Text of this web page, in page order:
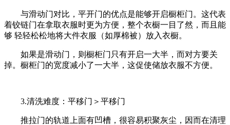
与滑动门对比，平开门的优点是能够开启橱柜门。这代表
着铰链门在拿取衣服时更为方便，整个衣橱一目了然，而且能
够 轻轻松松地将大件衣服（如厚棉被）放入衣橱。
如果是滑动门，则橱柜门只有开启一大半，而对方要关
掉。橱柜门的宽度减小了一大半，这促使储放衣服不方便。
3.清洗难度：平移门＞平移门
推拉门的轨道上面有凹槽，很容易积聚灰尘，因而在清理